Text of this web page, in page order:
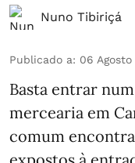
Nuno Tibiriçá
Publicado a: 06 Agosto
Basta entrar
mercearia em
comum